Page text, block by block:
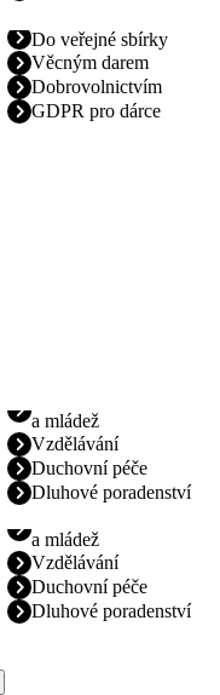
Do veřejné sbírky
Věcným darem
Dobrovolnictvím
GDPR pro dárce
a mládež
Vzdělávání
Duchovní péče
Dluhové poradenství
a mládež
Vzdělávání
Duchovní péče
Dluhové poradenství